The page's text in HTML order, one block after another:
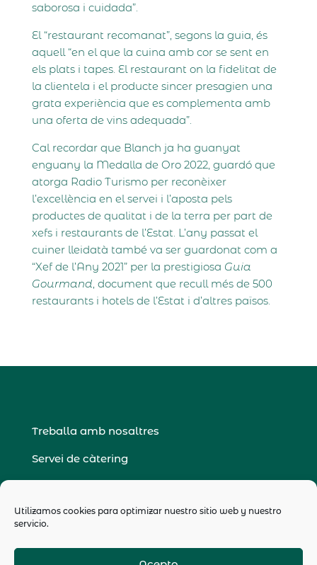
Utilizamos cookies para optimizar nuestro sitio web y nuestro
servicio.
saborosa i cuidada”.
El “restaurant recomanat”, segons la guia, és
aquell “en el que la cuina amb cor se sent en
els plats i tapes. El restaurant on la fidelitat de
la clientela i el producte sincer presagien una
grata experiència que es complementa amb
una oferta de vins adequada”.
Cal recordar que Blanch ja ha guanyat
enguany la Medalla de Oro 2022, guardó que
atorga Radio Turismo per reconèixer
l’excel·lència en el servei i l’aposta pels
productes de qualitat i de la terra per part de
xefs i restaurants de l’Estat. L’any passat el
cuiner lleidatà també va ser guardonat com a
“Xef de l’Any 2021” per la prestigiosa Guia
Gourmand, document que recull més de 500
restaurants i hotels de l’Estat i d’altres països.
Treballa amb nosaltres
Servei de càtering
Avís legal